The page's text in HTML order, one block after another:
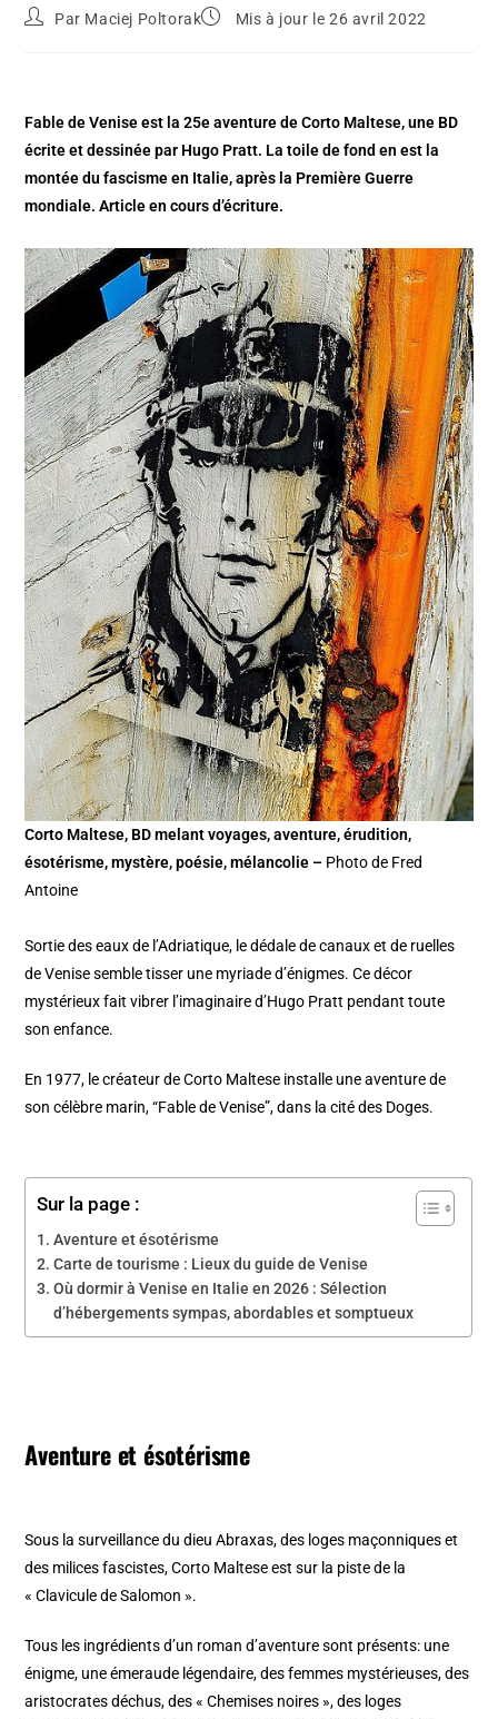
Par Maciej Poltorak Mis à jour le 26 avril 2022
Fable de Venise est la 25e aventure de Corto Maltese, une BD
écrite et dessinée par Hugo Pratt. La toile de fond en est la
montée du fascisme en Italie, après la Première Guerre
mondiale. Article en cours d’écriture.
Corto Maltese, BD melant voyages, aventure, érudition,
ésotérisme, mystère, poésie, mélancolie – Photo de Fred
Antoine
Sortie des eaux de l’Adriatique, le dédale de canaux et de ruelles
de Venise semble tisser une myriade d’énigmes. Ce décor
mystérieux fait vibrer l’imaginaire d’Hugo Pratt pendant toute
son enfance.
En 1977, le créateur de Corto Maltese installe une aventure de
son célèbre marin, “Fable de Venise”, dans la cité des Doges.
Sur la page :
Aventure et ésotérisme
Carte de tourisme : Lieux du guide de Venise
Où dormir à Venise en Italie en 2026 : Sélection
d’hébergements sympas, abordables et somptueux
Aventure et ésotérisme
Sous la surveillance du dieu Abraxas, des loges maçonniques et
des milices fascistes, Corto Maltese est sur la piste de la
« Clavicule de Salomon ».
Tous les ingrédients d’un roman d’aventure sont présents: une
énigme, une émeraude légendaire, des femmes mystérieuses, des
aristocrates déchus, des « Chemises noires », des loges